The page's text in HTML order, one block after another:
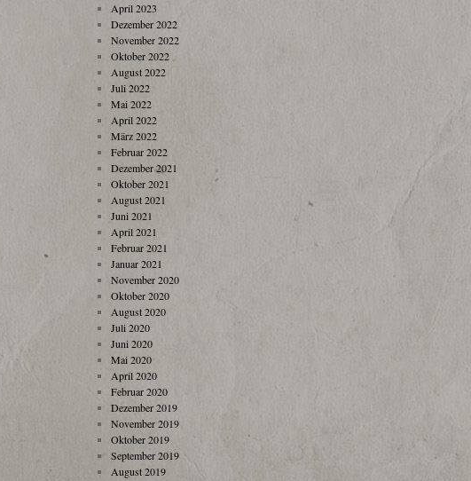
April 2023
Dezember 2022
November 2022
Oktober 2022
August 2022
Juli 2022
Mai 2022
April 2022
März 2022
Februar 2022
Dezember 2021
Oktober 2021
August 2021
Juni 2021
April 2021
Februar 2021
Januar 2021
November 2020
Oktober 2020
August 2020
Juli 2020
Juni 2020
Mai 2020
April 2020
Februar 2020
Dezember 2019
November 2019
Oktober 2019
September 2019
August 2019